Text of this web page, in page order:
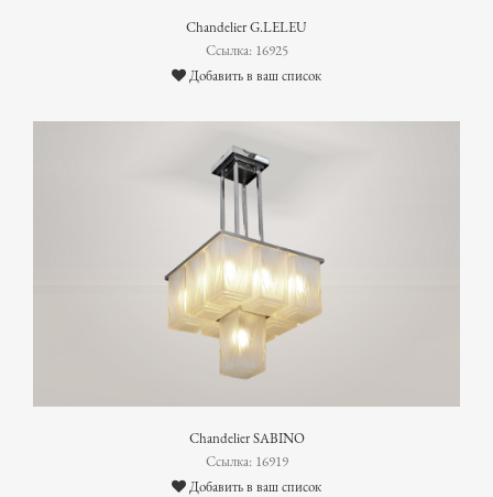
Chandelier G.LELEU
Ссылка: 16925
Добавить в ваш список
Chandelier SABINO
Ссылка: 16919
Добавить в ваш список